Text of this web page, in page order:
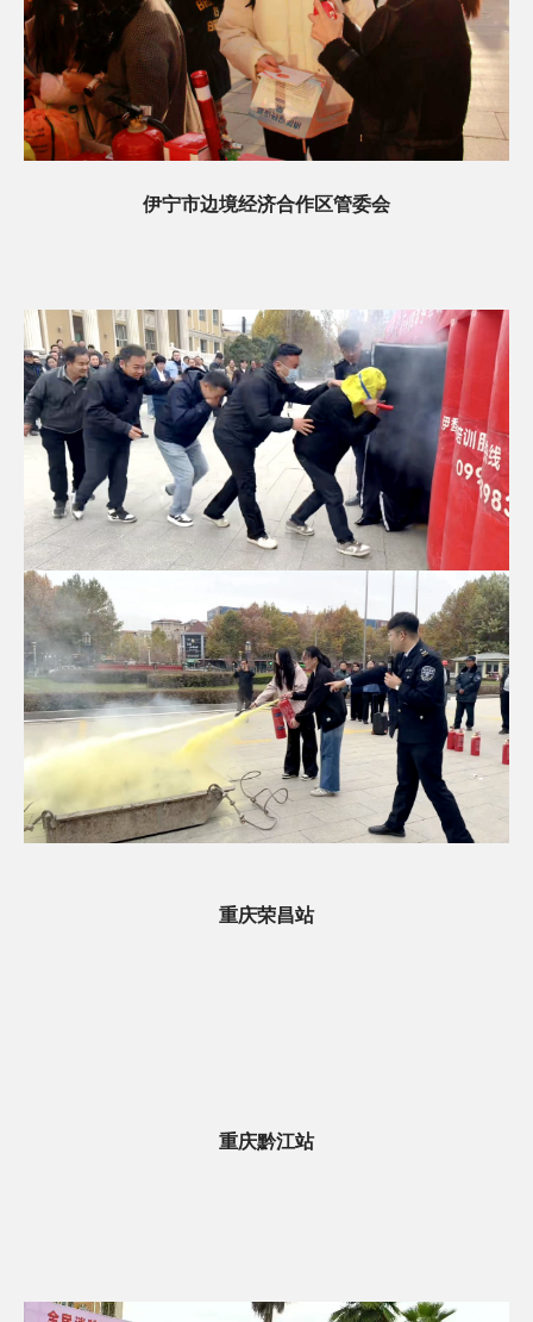
伊宁市边境经济合作区管委会
重庆荣昌站
重庆黔江站